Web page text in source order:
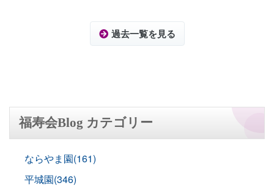
過去一覧を見る
福寿会Blog カテゴリー
ならやま園(161)
平城園(346)